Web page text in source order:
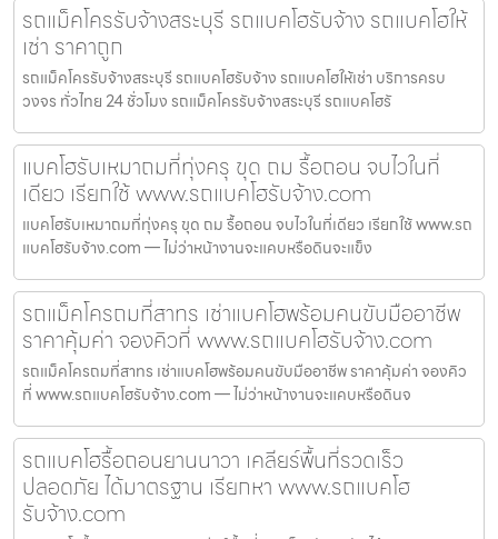
รถแม็คโครรับจ้างสระบุรี รถแบคโฮรับจ้าง รถแบคโฮให้
เช่า ราคาถูก
รถแม็คโครรับจ้างสระบุรี รถแบคโฮรับจ้าง รถแบคโฮให้เช่า บริการครบ
วงจร ทั่วไทย 24 ชั่วโมง รถแม็คโครรับจ้างสระบุรี รถแบคโฮรั
แบคโฮรับเหมาถมที่ทุ่งครุ ขุด ถม รื้อถอน จบไวในที่
เดียว เรียกใช้ www.รถแบคโฮรับจ้าง.com
แบคโฮรับเหมาถมที่ทุ่งครุ ขุด ถม รื้อถอน จบไวในที่เดียว เรียกใช้ www.รถ
แบคโฮรับจ้าง.com — ไม่ว่าหน้างานจะแคบหรือดินจะแข็ง
รถแม็คโครถมที่สาทร เช่าแบคโฮพร้อมคนขับมืออาชีพ
ราคาคุ้มค่า จองคิวที่ www.รถแบคโฮรับจ้าง.com
รถแม็คโครถมที่สาทร เช่าแบคโฮพร้อมคนขับมืออาชีพ ราคาคุ้มค่า จองคิว
ที่ www.รถแบคโฮรับจ้าง.com — ไม่ว่าหน้างานจะแคบหรือดินจ
รถแบคโฮรื้อถอนยานนาวา เคลียร์พื้นที่รวดเร็ว
ปลอดภัย ได้มาตรฐาน เรียกหา www.รถแบคโฮ
รับจ้าง.com